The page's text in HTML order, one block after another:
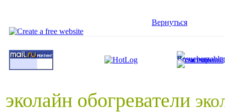
Вернуться
эколайн обогреватели